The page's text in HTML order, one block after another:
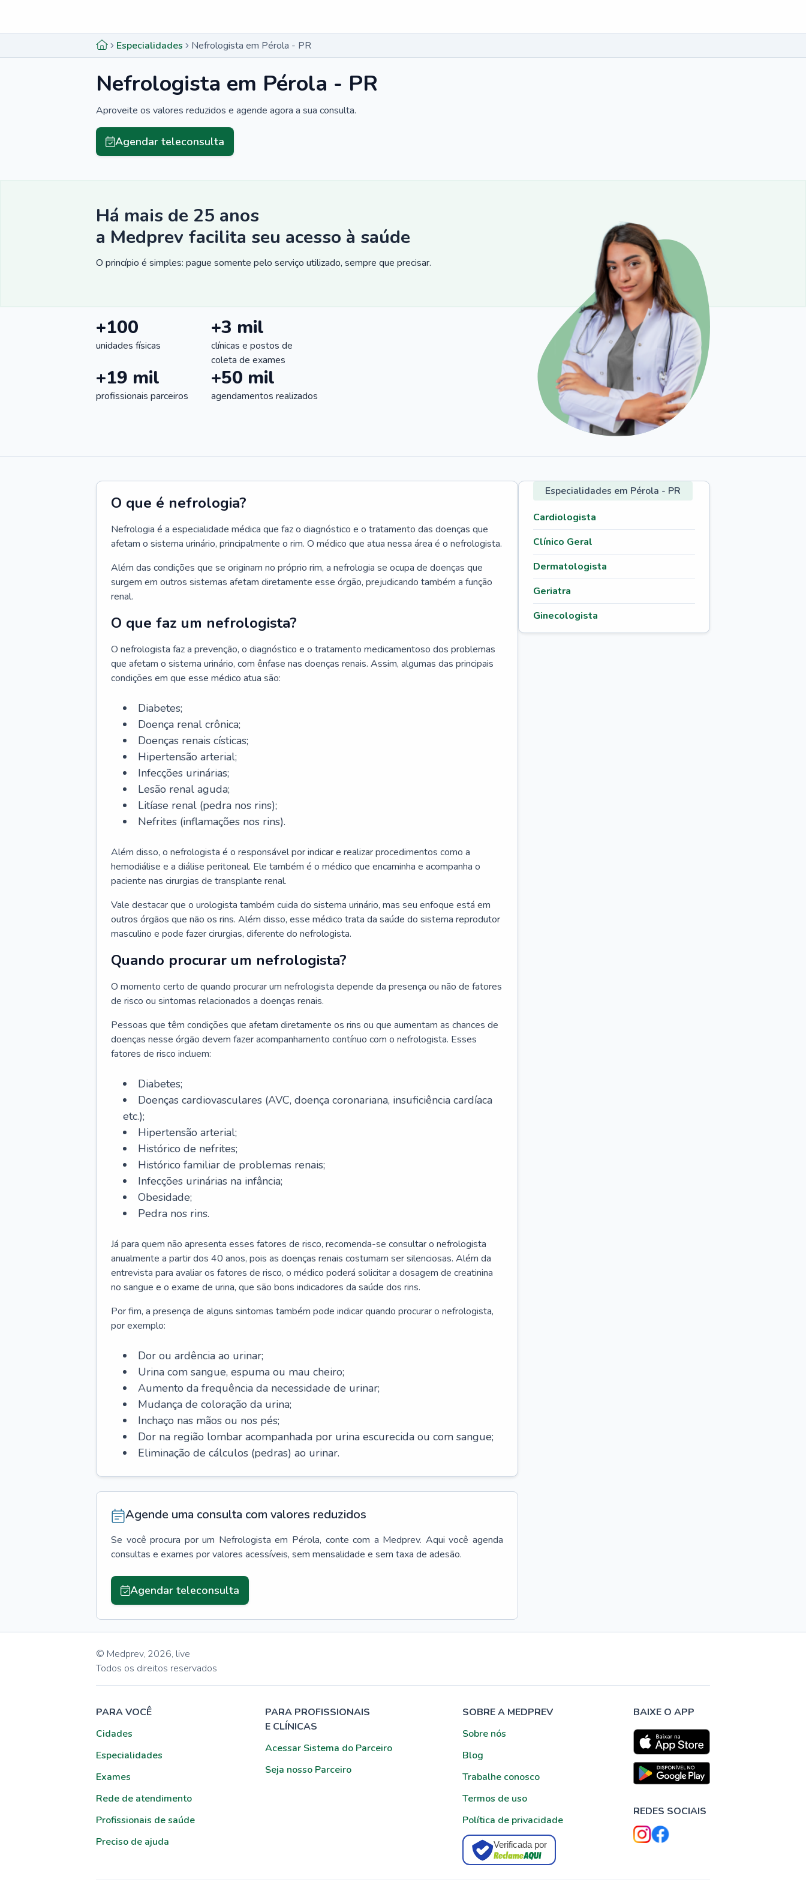
Especialidades Nefrologista em Pérola - PR
Nefrologista em Pérola - PR
Aproveite os valores reduzidos e agende agora a sua consulta.
Agendar teleconsulta
Há mais de 25 anos
a Medprev facilita seu acesso à saúde
O princípio é simples: pague somente pelo serviço utilizado, sempre que precisar.
+100
unidades físicas
+3 mil
clínicas e postos de
coleta de exames
+19 mil
profissionais parceiros
+50 mil
agendamentos realizados
O que é nefrologia?
Nefrologia é a especialidade médica que faz o diagnóstico e o tratamento das doenças que
afetam o sistema urinário, principalmente o rim. O médico que atua nessa área é o nefrologista.
Além das condições que se originam no próprio rim, a nefrologia se ocupa de doenças que
surgem em outros sistemas afetam diretamente esse órgão, prejudicando também a função
renal.
O que faz um nefrologista?
O nefrologista faz a prevenção, o diagnóstico e o tratamento medicamentoso dos problemas
que afetam o sistema urinário, com ênfase nas doenças renais. Assim, algumas das principais
condições em que esse médico atua são:
Diabetes;
Doença renal crônica;
Doenças renais císticas;
Hipertensão arterial;
Infecções urinárias;
Lesão renal aguda;
Litíase renal (pedra nos rins);
Nefrites (inflamações nos rins).
Além disso, o nefrologista é o responsável por indicar e realizar procedimentos como a
hemodiálise e a diálise peritoneal. Ele também é o médico que encaminha e acompanha o
paciente nas cirurgias de transplante renal.
Vale destacar que o urologista também cuida do sistema urinário, mas seu enfoque está em
outros órgãos que não os rins. Além disso, esse médico trata da saúde do sistema reprodutor
masculino e pode fazer cirurgias, diferente do nefrologista.
Quando procurar um nefrologista?
O momento certo de quando procurar um nefrologista depende da presença ou não de fatores
de risco ou sintomas relacionados a doenças renais.
Pessoas que têm condições que afetam diretamente os rins ou que aumentam as chances de
doenças nesse órgão devem fazer acompanhamento contínuo com o nefrologista. Esses
fatores de risco incluem:
Diabetes;
Doenças cardiovasculares (AVC, doença coronariana, insuficiência cardíaca
etc.);
Hipertensão arterial;
Histórico de nefrites;
Histórico familiar de problemas renais;
Infecções urinárias na infância;
Obesidade;
Pedra nos rins.
Já para quem não apresenta esses fatores de risco, recomenda-se consultar o nefrologista
anualmente a partir dos 40 anos, pois as doenças renais costumam ser silenciosas. Além da
entrevista para avaliar os fatores de risco, o médico poderá solicitar a dosagem de creatinina
no sangue e o exame de urina, que são bons indicadores da saúde dos rins.
Por fim, a presença de alguns sintomas também pode indicar quando procurar o nefrologista,
por exemplo:
Dor ou ardência ao urinar;
Urina com sangue, espuma ou mau cheiro;
Aumento da frequência da necessidade de urinar;
Mudança de coloração da urina;
Inchaço nas mãos ou nos pés;
Dor na região lombar acompanhada por urina escurecida ou com sangue;
Eliminação de cálculos (pedras) ao urinar.
Agende uma consulta com valores reduzidos
Se você procura por um Nefrologista em Pérola, conte com a Medprev. Aqui você agenda
consultas e exames por valores acessíveis, sem mensalidade e sem taxa de adesão.
Agendar teleconsulta
Especialidades em Pérola - PR
Cardiologista
Clínico Geral
Dermatologista
Geriatra
Ginecologista
© Medprev, 2026, live
Todos os direitos reservados
PARA VOCÊ
Cidades
Especialidades
Exames
Rede de atendimento
Profissionais de saúde
Preciso de ajuda
PARA PROFISSIONAIS
E CLÍNICAS
Acessar Sistema do Parceiro
Seja nosso Parceiro
SOBRE A MEDPREV
Sobre nós
Blog
Trabalhe conosco
Termos de uso
Política de privacidade
Verificada por
BAIXE O APP
REDES SOCIAIS